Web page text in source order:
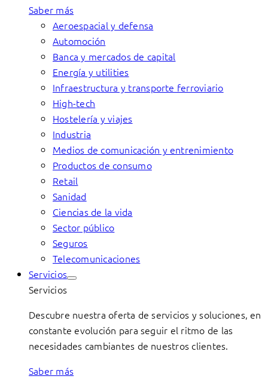
Saber más
Aeroespacial y defensa
Automoción
Banca y mercados de capital
Energía y utilities
Infraestructura y transporte ferroviario
High-tech
Hostelería y viajes
Industria
Medios de comunicación y entrenimiento
Productos de consumo
Retail
Sanidad
Ciencias de la vida
Sector público
Seguros
Telecomunicaciones
Servicios
Servicios
Descubre nuestra oferta de servicios y soluciones, en
constante evolución para seguir el ritmo de las
necesidades cambiantes de nuestros clientes.
Saber más